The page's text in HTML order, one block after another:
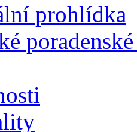
prohlídka